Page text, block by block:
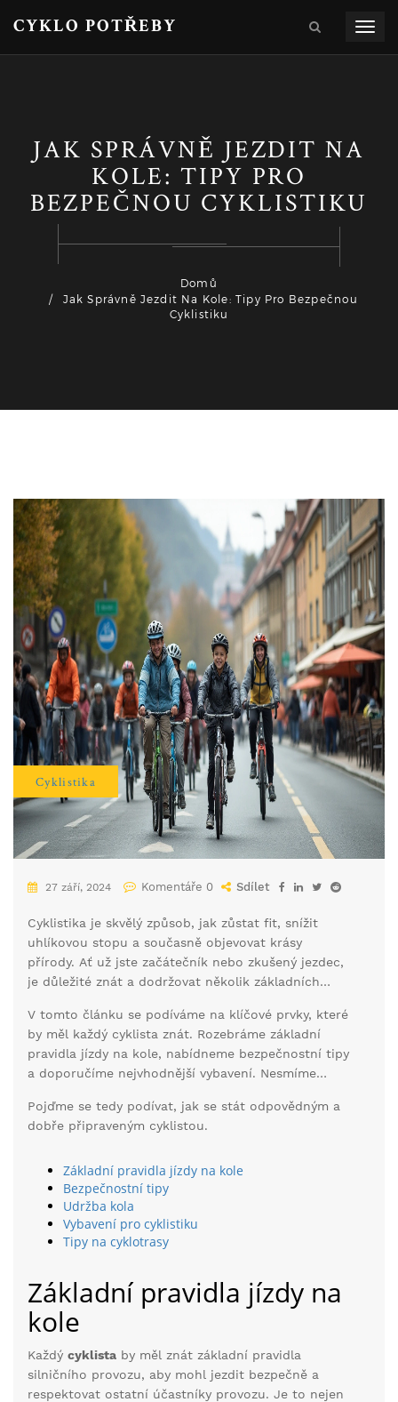
CYKLO POTŘEBY
JAK SPRÁVNĚ JEZDIT NA
KOLE: TIPY PRO
BEZPEČNOU CYKLISTIKU
Domů
Jak Správně Jezdit Na Kole: Tipy Pro Bezpečnou
Cyklistiku
Cyklistika
27 září, 2024 Komentáře 0 Sdílet
Cyklistika je skvělý způsob, jak zůstat fit, snížit
uhlíkovou stopu a současně objevovat krásy
přírody. Ať už jste začátečník nebo zkušený jezdec,
je důležité znát a dodržovat několik základních
V tomto článku se podíváme na klíčové prvky, které
by měl každý cyklista znát. Rozebráme základní
pravidla jízdy na kole, nabídneme bezpečnostní tipy
a doporučíme nejvhodnější vybavení. Nesmíme
nejlepší cyklotrasy.
Pojďme se tedy podívat, jak se stát odpovědným a
dobře připraveným cyklistou.
Základní pravidla jízdy na kole
Bezpečnostní tipy
Udržba kola
Vybavení pro cyklistiku
Tipy na cyklotrasy
Základní pravidla jízdy na
kole
Každý cyklista by měl znát základní pravidla
silničního provozu, aby mohl jezdit bezpečně a
respektovat ostatní účastníky provozu. Je to nejen